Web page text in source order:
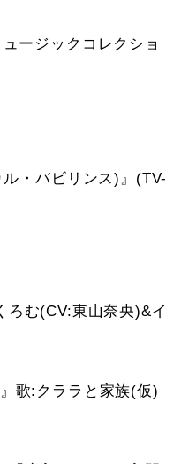
ージックコレクショ
・バビリンス)』(TV-
ろむ(CV:東山奈央)&イ
歌:クララと家族(仮)